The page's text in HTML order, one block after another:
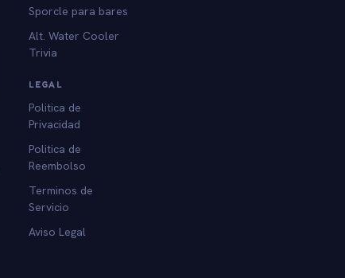
Sporcle para bares
Alt. Water Cooler
Trivia
LEGAL
Politica de
Privacidad
Politica de
Reembolso
Terminos de
Servicio
Aviso Legal